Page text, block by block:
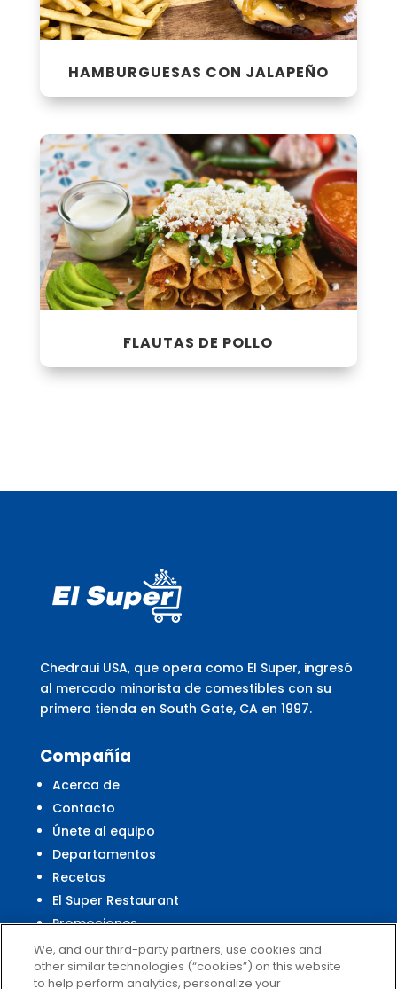
HAMBURGUESAS CON JALAPEÑO
FLAUTAS DE POLLO
Chedraui USA, que opera como El Super, ingresó
al mercado minorista de comestibles con su
primera tienda en South Gate, CA en 1997.
Compañía
Acerca de
Contacto
Únete al equipo
Departamentos
Recetas
El Super Restaurant
Promociones
Centro Financiero El Super
We, and our third-party partners, use cookies and
other similar technologies (“cookies”) on this website
to help perform analytics, personalize your